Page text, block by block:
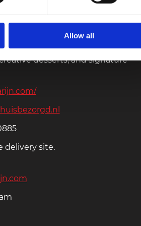
Allow all
lunch or dinner, thanks to our
with dishes that are delicate
Amsterdam Center, right next to
desserts, and signature
delivery site.